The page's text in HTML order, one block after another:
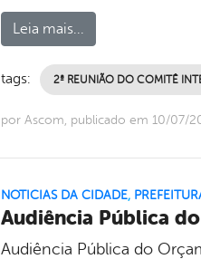
Leia mais...
tags: 2ª REUNIÃO DO COMITÊ
por Ascom, publicado em 10/07/
NOTICIAS DA CIDADE,
Audiência Pública
Audiência Pública do